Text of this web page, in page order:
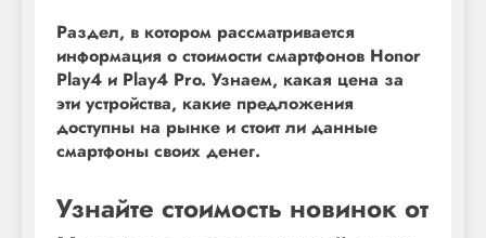
Раздел, в котором рассматривается
информация о стоимости смартфонов Honor
Play4 и Play4 Pro. Узнаем, какая цена за
эти устройства, какие предложения
доступны на рынке и стоит ли данные
смартфоны своих денег.
Узнайте стоимость новинок от